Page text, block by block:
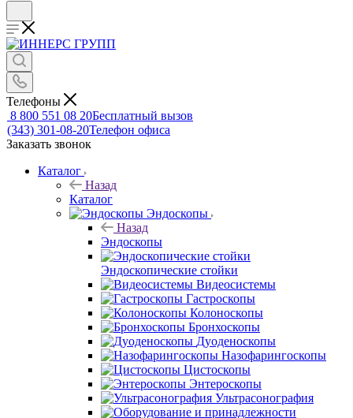
Телефоны
8 800 551 08 20Бесплатный вызов
(343) 301-08-20Телефон офиса
Заказать звонок
Каталог
Назад
Каталог
Эндоскопы
Назад
Эндоскопы
Эндоскопические стойки
Видеосистемы
Гастроскопы
Колоноскопы
Бронхоскопы
Дуоденоскопы
Назофарингоскопы
Цистоскопы
Энтероскопы
Ультрасонография